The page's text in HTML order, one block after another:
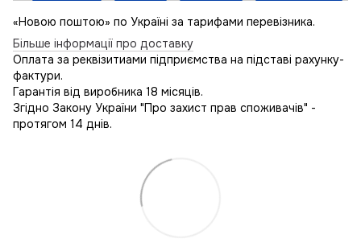
«Новою поштою» по Україні за тарифами перевізника.
Більше інформації про доставку
Оплата за реквізитиами підприємства на підставі рахунку-
фактури.
Гарантія від виробника 18 місяців.
Згідно Закону України "Про захист прав споживачів" -
протягом 14 днів.